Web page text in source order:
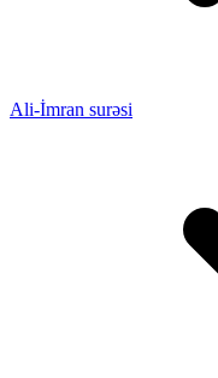
Ali-İmran surəsi